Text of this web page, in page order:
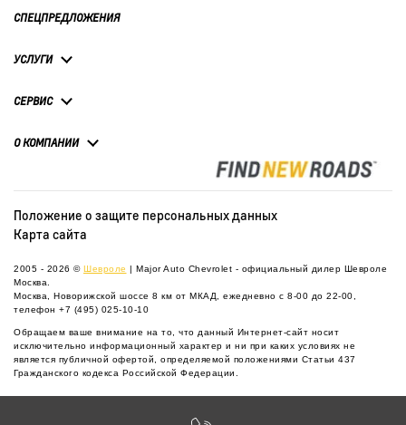
СПЕЦПРЕДЛОЖЕНИЯ
УСЛУГИ
СЕРВИС
О КОМПАНИИ
Положение о защите персональных данных
Карта сайта
2005 - 2026 © Шевроле | Major Auto Chevrolet - официальный дилер Шевроле
Москва.
Москва, Новорижской шоссе 8 км от МКАД, ежедневно с 8-00 до 22-00,
телефон +7 (495) 025-10-10
Обращаем ваше внимание на то, что данный Интернет-сайт носит
исключительно информационный характер и ни при каких условиях не
является публичной офертой, определяемой положениями Статьи 437
Гражданского кодекса Российской Федерации.